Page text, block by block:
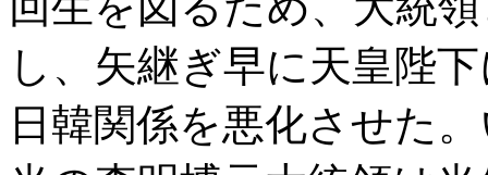
し、矢継ぎ早に天皇陛
日韓関係を悪化させた